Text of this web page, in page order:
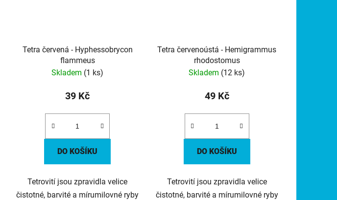
Tetra červená - Hyphessobrycon
flammeus
Skladem (1 ks)
39 Kč
DO KOŠÍKU
Tetrovití jsou zpravidla velice
čistotné, barvité a mírumilovné ryby
Tetra červenoústá - Hemigrammus
rhodostomus
Skladem (12 ks)
49 Kč
DO KOŠÍKU
Tetrovití jsou zpravidla velice
čistotné, barvité a mírumilovné ryby